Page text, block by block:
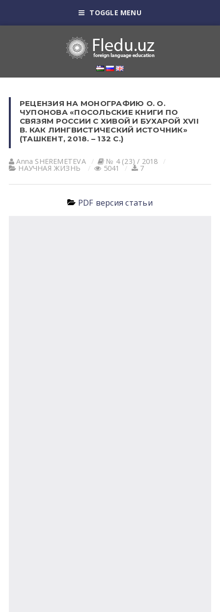
TOGGLE MENU
РЕЦЕНЗИЯ НА МОНОГРАФИЮ О. О.
ЧУПОНОВА «ПОСОЛЬСКИЕ КНИГИ ПО
СВЯЗЯМ РОССИИ С ХИВОЙ И БУХАРОЙ XVII
В. КАК ЛИНГВИСТИЧЕСКИЙ ИСТОЧНИК»
(ТАШКЕНТ, 2018. – 132 С.)
Anna SHEREMETEVA № 4 (23) / 2018
НАУЧНАЯ ЖИЗНЬ 5041 7
PDF версия статьи